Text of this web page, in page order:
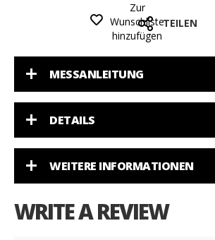
Zur
Wunschliste
hinzufügen
TEILEN
MESSANLEITUNG
DETAILS
WEITERE INFORMATIONEN
WRITE A REVIEW